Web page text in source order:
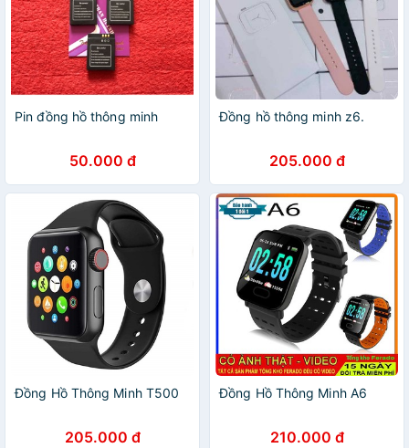
Pin đồng hồ thông minh
50.000 đ
Đồng hồ thông minh z6.
205.000 đ
Đồng Hồ Thông Minh T500
205.000 đ
Đồng Hồ Thông Minh A6
210.000 đ